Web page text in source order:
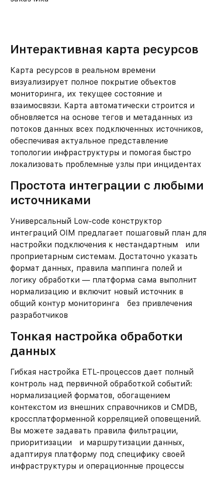
Интерактивная карта ресурсов
Карта ресурсов в реальном времени
визуализирует полное покрытие объектов
мониторинга, их текущее состояние и
взаимосвязи. Карта автоматически строится и
обновляется на основе тегов и метаданных из
потоков данных всех подключенных источников,
обеспечивая актуальное представление
топологии инфраструктуры и помогая быстро
локализовать проблемные узлы при инцидентах
Простота интеграции с любыми
источниками
Универсальный Low-code конструктор
интеграций OIM предлагает пошаговый план для
настройки подключения к нестандартным или
проприетарным системам. Достаточно указать
формат данных, правила маппинга полей и
логику обработки — платформа сама выполнит
нормализацию и включит новый источник в
общий контур мониторинга без привлечения
разработчиков
Тонкая настройка обработки
данных
Гибкая настройка ETL-процессов дает полный
контроль над первичной обработкой событий:
нормализацией форматов, обогащением
контекстом из внешних справочников и CMDB,
кроссплатформенной корреляцией оповещений.
Вы можете задавать правила фильтрации,
приоритизации и маршрутизации данных,
адаптируя платформу под специфику своей
инфраструктуры и операционные процессы